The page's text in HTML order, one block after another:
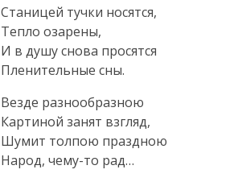
Станицей тучки носятся,
Тепло озарены,
И в душу снова просятся
Пленительные сны.
Везде разнообразною
Картиной занят взгляд,
Шумит толпою праздною
Народ, чему-то рад…